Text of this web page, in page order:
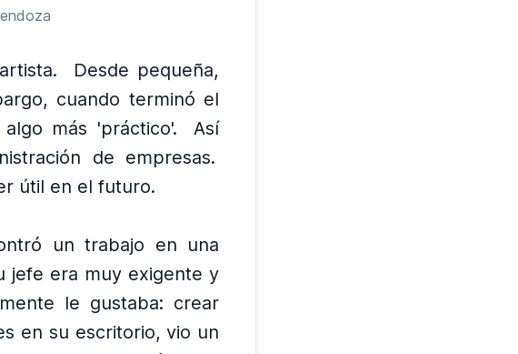
Desde pequeña,
cuando terminó el
más 'práctico'.
Así
de empresas.
útil en el futuro.
un trabajo en una
jefe era muy exigente y
le gustaba: crear
en su escritorio, vio un